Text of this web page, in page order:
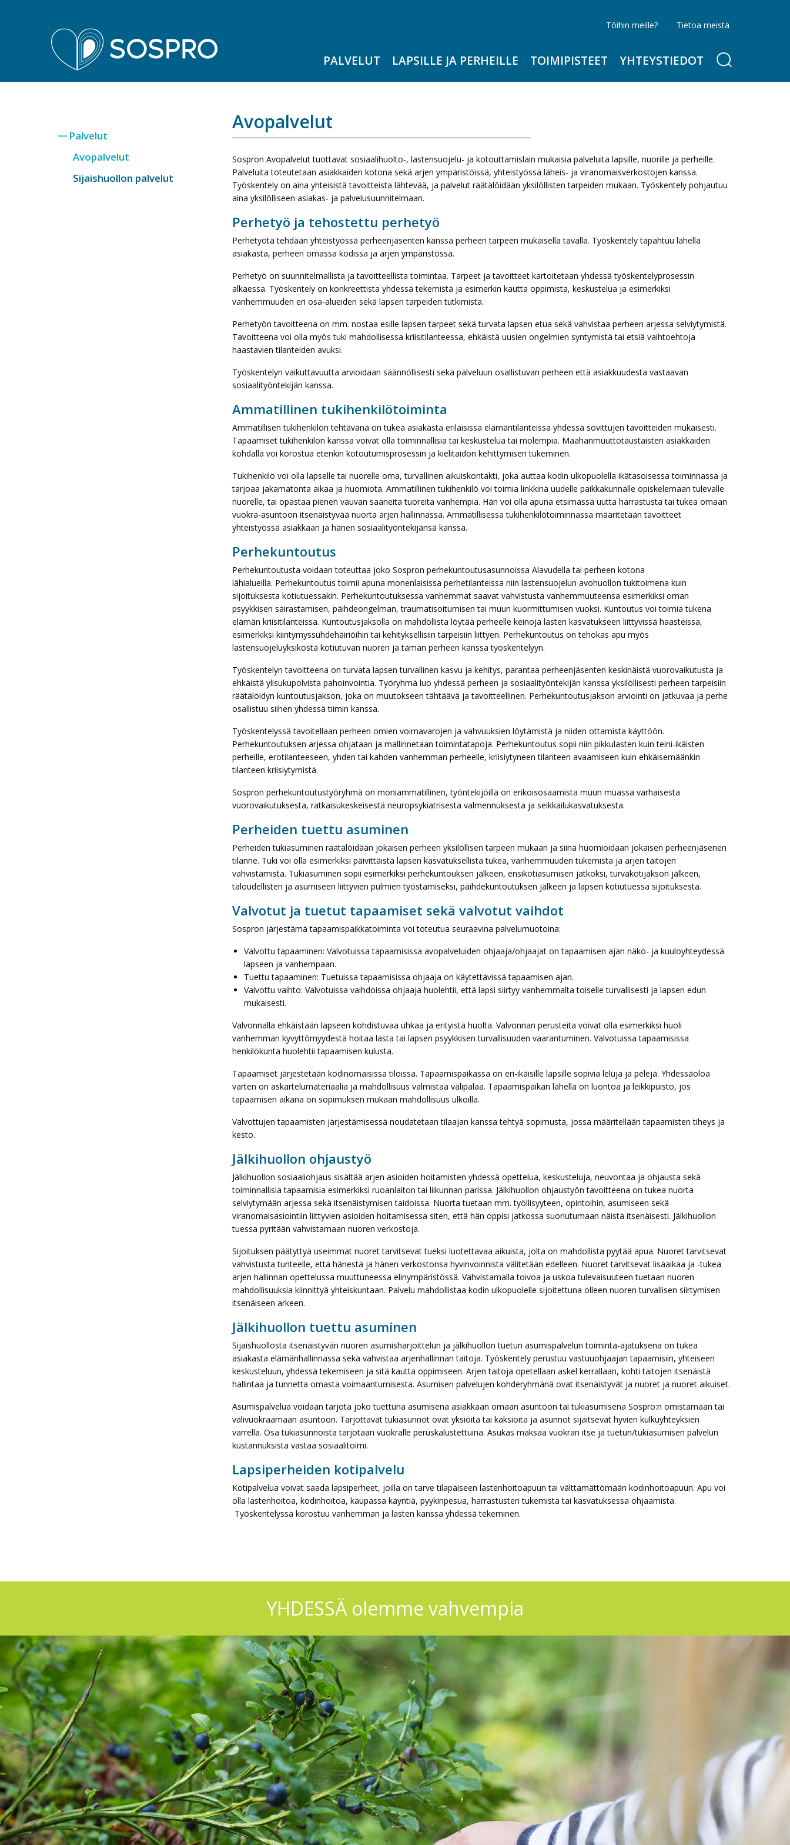
Tietoa meistä
Töihin meille?
Sospro
PALVELUT LAPSILLE JA PERHEILLE TOIMIPISTEET YHTEYSTIEDOT
Avopalvelut
Sospron Avopalvelut tuottavat sosiaalihuolto-, lastensuojelu- ja kotouttamislain mukaisia palveluita lapsille, nuorille ja perheille.
Palveluita toteutetaan asiakkaiden kotona sekä arjen ympäristöissä, yhteistyössä läheis- ja viranomaisverkostojen kanssa.
Työskentely on aina yhteisistä tavoitteista lähtevää, ja palvelut räätälöidään yksilöllisten tarpeiden mukaan. Työskentely pohjautuu
aina yksilölliseen asiakas- ja palvelusuunnitelmaan.
Perhetyö ja tehostettu perhetyö
Perhetyötä tehdään yhteistyössä perheenjäsenten kanssa perheen tarpeen mukaisella tavalla. Työskentely tapahtuu lähellä
asiakasta, perheen omassa kodissa ja arjen ympäristössä.
Perhetyö on suunnitelmallista ja tavoitteellista toimintaa. Tarpeet ja tavoitteet kartoitetaan yhdessä työskentelyprosessin
alkaessa. Työskentely on konkreettista yhdessä tekemistä ja esimerkin kautta oppimista, keskustelua ja esimerkiksi
vanhemmuuden eri osa-alueiden sekä lapsen tarpeiden tutkimista.
Perhetyön tavoitteena on mm. nostaa esille lapsen tarpeet sekä turvata lapsen etua sekä vahvistaa perheen arjessa selviytymistä.
Tavoitteena voi olla myös tuki mahdollisessa kriisitilanteessa, ehkäistä uusien ongelmien syntymistä tai etsiä vaihtoehtoja
haastavien tilanteiden avuksi.
Työskentelyn vaikuttavuutta arvioidaan säännöllisesti sekä palveluun osallistuvan perheen että asiakkuudesta vastaavan
sosiaalityöntekijän kanssa.
Ammatillinen tukihenkilötoiminta
Ammatillisen tukihenkilön tehtävänä on tukea asiakasta erilaisissa elämäntilanteissa yhdessä sovittujen tavoitteiden mukaisesti.
Tapaamiset tukihenkilön kanssa voivat olla toiminnallisia tai keskustelua tai molempia. Maahanmuuttotaustaisten asiakkaiden
kohdalla voi korostua etenkin kotoutumisprosessin ja kielitaidon kehittymisen tukeminen.
Tukihenkilö voi olla lapselle tai nuorelle oma, turvallinen aikuiskontakti, joka auttaa kodin ulkopuolella ikätasoisessa toiminnassa ja
tarjoaa jakamatonta aikaa ja huomiota. Ammatillinen tukihenkilö voi toimia linkkinä uudelle paikkakunnalle opiskelemaan tulevalle
nuorelle, tai opastaa pienen vauvan saaneita tuoreita vanhempia. Hän voi olla apuna etsimässä uutta harrastusta tai tukea omaan
vuokra-asuntoon itsenäistyvää nuorta arjen hallinnassa. Ammatillisessa tukihenkilötoiminnassa määritetään tavoitteet
yhteistyössä asiakkaan ja hänen sosiaalityöntekijänsä kanssa.
Perhekuntoutus
Perhekuntoutusta voidaan toteuttaa joko Sospron perhekuntoutusasunnoissa Alavudella tai perheen kotona
lähialueilla. Perhekuntoutus toimii apuna monenlaisissa perhetilanteissa niin lastensuojelun avohuollon tukitoimena kuin
sijoituksesta kotiutuessakin. Perhekuntoutuksessa vanhemmat saavat vahvistusta vanhemmuuteensa esimerkiksi oman
psyykkisen sairastamisen, päihdeongelman, traumatisoitumisen tai muun kuormittumisen vuoksi. Kuntoutus voi toimia tukena
elämän kriisitilanteissa. Kuntoutusjaksolla on mahdollista löytää perheelle keinoja lasten kasvatukseen liittyvissä haasteissa,
esimerkiksi kiintymyssuhdehäiriöihin tai kehityksellisiin tarpeisiin liittyen. Perhekuntoutus on tehokas apu myös
lastensuojeluyksiköstä kotiutuvan nuoren ja tämän perheen kanssa työskentelyyn.
Työskentelyn tavoitteena on turvata lapsen turvallinen kasvu ja kehitys, parantaa perheenjäsenten keskinäistä vuorovaikutusta ja
ehkäistä ylisukupolvista pahoinvointia. Työryhmä luo yhdessä perheen ja sosiaalityöntekijän kanssa yksilöllisesti perheen tarpeisiin
räätälöidyn kuntoutusjakson, joka on muutokseen tähtäävä ja tavoitteellinen. Perhekuntoutusjakson arviointi on jatkuvaa ja perhe
osallistuu siihen yhdessä tiimin kanssa.
Työskentelyssä tavoitellaan perheen omien voimavarojen ja vahvuuksien löytämistä ja niiden ottamista käyttöön.
Perhekuntoutuksen arjessa ohjataan ja mallinnetaan toimintatapoja. Perhekuntoutus sopii niin pikkulasten kuin teini-ikäisten
perheille, erotilanteeseen, yhden tai kahden vanhemman perheelle, kriisiytyneen tilanteen avaamiseen kuin ehkäisemäänkin
tilanteen kriisiytymistä.
Sospron perhekuntoutustyöryhmä on moniammatillinen, työntekijöillä on erikoisosaamista muun muassa varhaisesta
vuorovaikutuksesta, ratkaisukeskeisestä neuropsykiatrisesta valmennuksesta ja seikkailukasvatuksesta.
Perheiden tuettu asuminen
Perheiden tukiasuminen räätälöidään jokaisen perheen yksilöllisen tarpeen mukaan ja siinä huomioidaan jokaisen perheenjäsenen
tilanne. Tuki voi olla esimerkiksi päivittäistä lapsen kasvatuksellista tukea, vanhemmuuden tukemista ja arjen taitojen
vahvistamista. Tukiasuminen sopii esimerkiksi perhekuntouksen jälkeen, ensikotiasumisen jatkoksi, turvakotijakson jälkeen,
taloudellisten ja asumiseen liittyvien pulmien työstämiseksi, päihdekuntoutuksen jälkeen ja lapsen kotiutuessa sijoituksesta.
Valvotut ja tuetut tapaamiset sekä valvotut vaihdot
Sospron järjestämä tapaamispaikkatoiminta voi toteutua seuraavina palvelumuotoina:
Valvottu tapaaminen: Valvotuissa tapaamisissa avopalveluiden ohjaaja/ohjaajat on tapaamisen ajan näkö- ja kuuloyhteydessä
lapseen ja vanhempaan.
Tuettu tapaaminen: Tuetuissa tapaamisissa ohjaaja on käytettävissä tapaamisen ajan.
Valvottu vaihto: Valvotuissa vaihdoissa ohjaaja huolehtii, että lapsi siirtyy vanhemmalta toiselle turvallisesti ja lapsen edun
mukaisesti.
Valvonnalla ehkäistään lapseen kohdistuvaa uhkaa ja erityistä huolta. Valvonnan perusteita voivat olla esimerkiksi huoli
vanhemman kyvyttömyydestä hoitaa lasta tai lapsen psyykkisen turvallisuuden vaarantuminen. Valvotuissa tapaamisissa
henkilökunta huolehtii tapaamisen kulusta.
Tapaamiset järjestetään kodinomaisissa tiloissa. Tapaamispaikassa on eri-ikäisille lapsille sopivia leluja ja pelejä. Yhdessäoloa
varten on askartelumateriaalia ja mahdollisuus valmistaa välipalaa. Tapaamispaikan lähellä on luontoa ja leikkipuisto, jos
tapaamisen aikana on sopimuksen mukaan mahdollisuus ulkoilla.
Valvottujen tapaamisten järjestämisessä noudatetaan tilaajan kanssa tehtyä sopimusta, jossa määritellään tapaamisten tiheys ja
kesto.
Jälkihuollon ohjaustyö
Jälkihuollon sosiaaliohjaus sisältää arjen asioiden hoitamisten yhdessä opettelua, keskusteluja, neuvontaa ja ohjausta sekä
toiminnallisia tapaamisia esimerkiksi ruoanlaiton tai liikunnan parissa. Jälkihuollon ohjaustyön tavoitteena on tukea nuorta
selviytymään arjessa sekä itsenäistymisen taidoissa. Nuorta tuetaan mm. työllisyyteen, opintoihin, asumiseen sekä
viranomaisasiointiin liittyvien asioiden hoitamisessa siten, että hän oppisi jatkossa suoriutumaan näistä itsenäisesti. Jälkihuollon
tuessa pyritään vahvistamaan nuoren verkostoja.
Sijoituksen päätyttyä useimmat nuoret tarvitsevat tueksi luotettavaa aikuista, jolta on mahdollista pyytää apua. Nuoret tarvitsevat
vahvistusta tunteelle, että hänestä ja hänen verkostonsa hyvinvoinnista välitetään edelleen. Nuoret tarvitsevat lisäaikaa ja -tukea
arjen hallinnan opettelussa muuttuneessa elinympäristössä. Vahvistamalla toivoa ja uskoa tulevaisuuteen tuetaan nuoren
mahdollisuuksia kiinnittyä yhteiskuntaan. Palvelu mahdollistaa kodin ulkopuolelle sijoitettuna olleen nuoren turvallisen siirtymisen
itsenäiseen arkeen.
Jälkihuollon tuettu asuminen
Sijaishuollosta itsenäistyvän nuoren asumisharjoittelun ja jälkihuollon tuetun asumispalvelun toiminta-ajatuksena on tukea
asiakasta elämänhallinnassa sekä vahvistaa arjenhallinnan taitoja. Työskentely perustuu vastuuohjaajan tapaamisiin, yhteiseen
keskusteluun, yhdessä tekemiseen ja sitä kautta oppimiseen. Arjen taitoja opetellaan askel kerrallaan, kohti taitojen itsenäistä
hallintaa ja tunnetta omasta voimaantumisesta. Asumisen palvelujen kohderyhmänä ovat itsenäistyvät ja nuoret ja nuoret aikuiset.
Asumispalvelua voidaan tarjota joko tuettuna asumisena asiakkaan omaan asuntoon tai tukiasumisena Sospro:n omistamaan tai
välivuokraamaan asuntoon. Tarjottavat tukiasunnot ovat yksiöitä tai kaksioita ja asunnot sijaitsevat hyvien kulkuyhteyksien
varrella. Osa tukiasunnoista tarjotaan vuokralle peruskalustettuina. Asukas maksaa vuokran itse ja tuetun/tukiasumisen palvelun
kustannuksista vastaa sosiaalitoimi.
Lapsiperheiden kotipalvelu
Kotipalvelua voivat saada lapsiperheet, joilla on tarve tilapäiseen lastenhoitoapuun tai välttämättömään kodinhoitoapuun. Apu voi
olla lastenhoitoa, kodinhoitoa, kaupassa käyntiä, pyykinpesua, harrastusten tukemista tai kasvatuksessa ohjaamista.
Työskentelyssä korostuu vanhemman ja lasten kanssa yhdessä tekeminen.
Palvelut
Avopalvelut
Sijaishuollon palvelut
YHDESSÄ olemme vahvempia